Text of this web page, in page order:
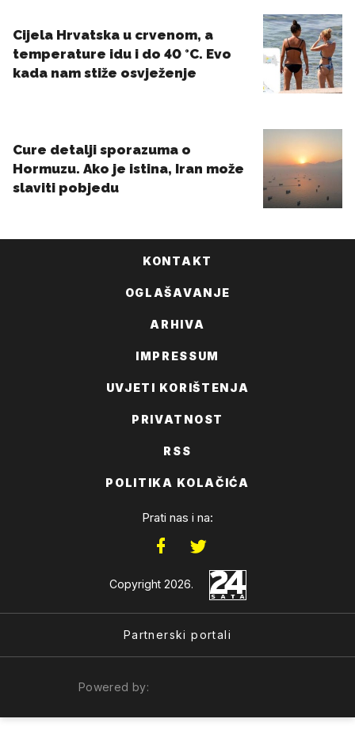
KONTAKT
OGLAŠAVANJE
ARHIVA
IMPRESSUM
UVJETI KORIŠTENJA
PRIVATNOST
RSS
POLITIKA KOLAČIĆA
Prati nas i na:
Copyright 2026.
Partnerski portali
Powered by: